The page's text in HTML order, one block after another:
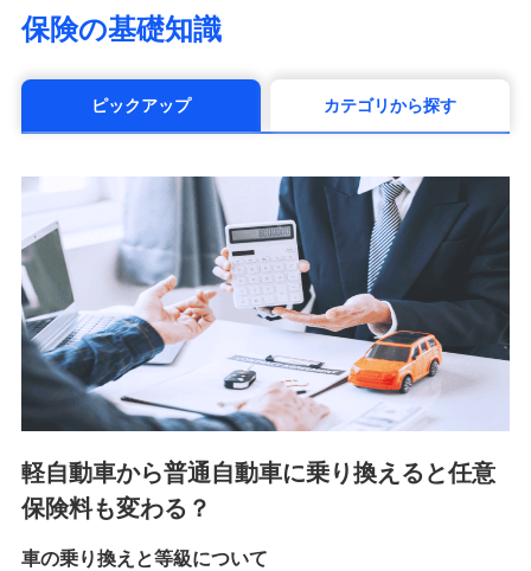
マニュライフ生命保険株式会社
（https://www.manulife.co.jp/）
（https://www.msa-life.co.jp/）
メットライフ生命株式会社(https://www.metlife.co.jp/)
■少額短期保険
株式会社アシロ少額短期保険 (https://kailash.co.jp/)
SBIいきいき少額短期保険会社 (https://www.i-
sedai.com/)
SBIペット少額短期保険株式会社 (https://www.sbipet-
ssi.co.jp/)
SBIリスタ少額短期保険会社
(https://www.jishin.co.jp/)
スマートプラス少額短期保険株式会社
チューリッヒ少額短期保険株式会社
(https://www.zurichssi.co.jp/)
(https://www.tokiomarine-x.co.jp/)
保険の基礎知識
ピックアップ カテゴリから探す
軽自動車から普通自動車に乗り換えると任意
保険料も変わる？
車の乗り換えと等級について